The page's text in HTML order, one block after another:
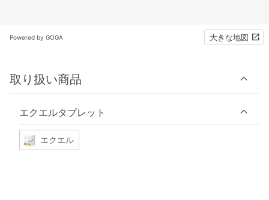
Powered by GOGA 大きな地図
取り扱い商品
エクエルタブレット
エクエル